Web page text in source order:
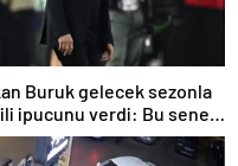
Buruk gelecek sezonla
ipucunu verdi: Bu sene
de 4